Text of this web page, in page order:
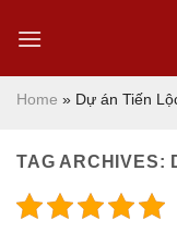
Home » Dự án Tiến
TAG ARCHIVES: